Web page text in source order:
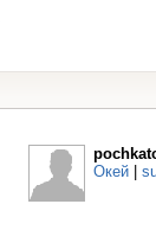
Окей